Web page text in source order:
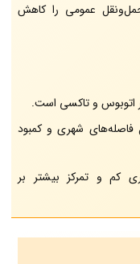
عمومی را کاهش
اتوبوس و تاکسی است.
فاصله‌های شهری و کمبود
کم و تمرکز بیشتر بر